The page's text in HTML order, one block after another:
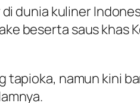
dunia kuliner
beserta saus khas
namun kini